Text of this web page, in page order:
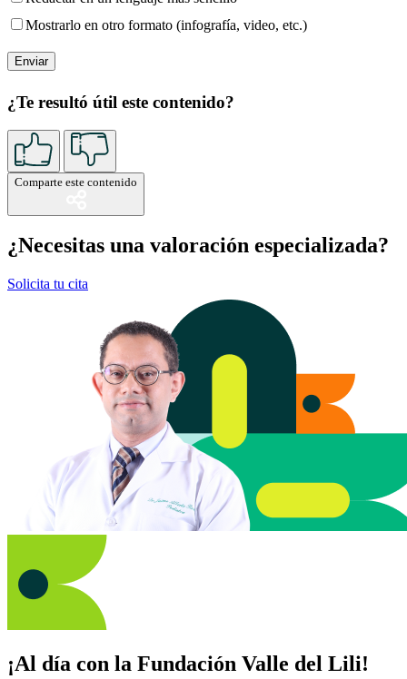
Mostrarlo en otro formato (infografía, video, etc.)
¿Te resultó útil este contenido?
Comparte este contenido
¿Necesitas una valoración especializada?
Solicita tu cita
¡Al día con la Fundación Valle del Lili!